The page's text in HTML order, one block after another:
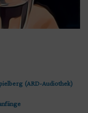
(ARD-Audiothek)